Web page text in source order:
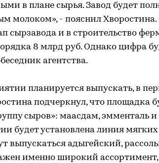
в плане сырья. Завод будет
молоком», - пояснил
сырзавода и в строительство
8 млрд руб. Однако цифра
агентства.
планируется выпускать, в
подчеркнул, что площадка
сыров»: маасдам, эмменталь и
будет установлена линия
выпускаться адыгейский,
именно широкий ассортимент,